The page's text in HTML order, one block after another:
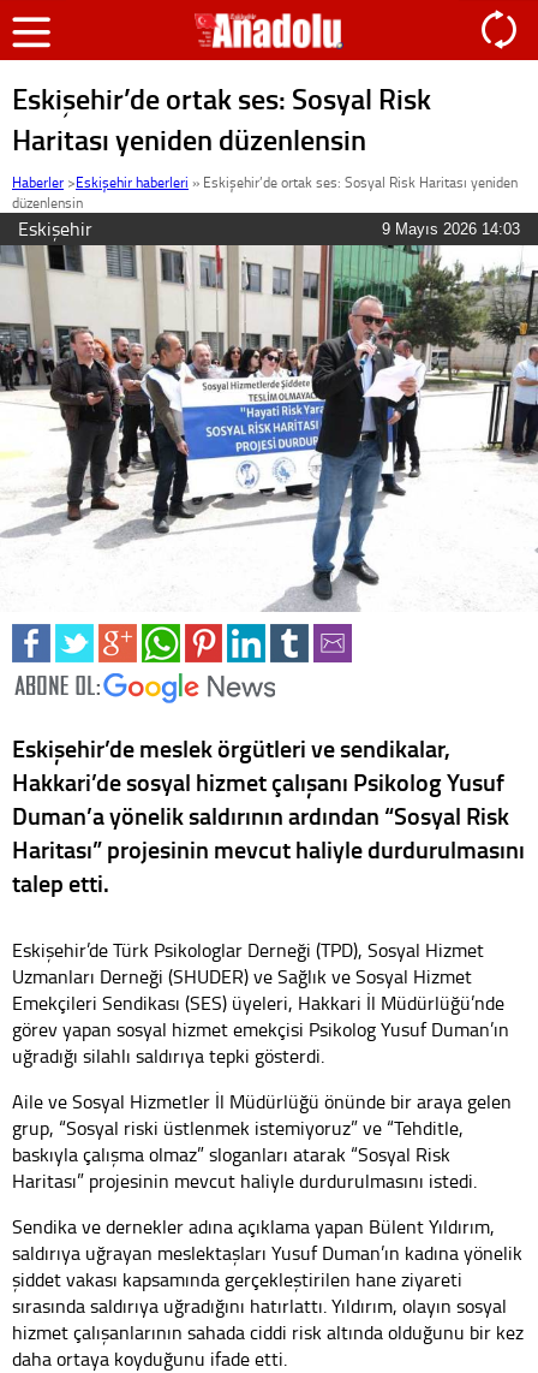
Eskişehir’de ortak ses: Sosyal Risk
Haritası yeniden düzenlensin
Haberler >Eskişehir haberleri » Eskişehir’de ortak ses: Sosyal Risk Haritası yeniden
düzenlensin
Eskişehir 9 Mayıs 2026 14:03
Eskişehir’de meslek örgütleri ve sendikalar,
Hakkari’de sosyal hizmet çalışanı Psikolog Yusuf
Duman’a yönelik saldırının ardından “Sosyal Risk
Haritası” projesinin mevcut haliyle durdurulmasını
talep etti.
Eskişehir’de Türk Psikologlar Derneği (TPD), Sosyal Hizmet
Uzmanları Derneği (SHUDER) ve Sağlık ve Sosyal Hizmet
Emekçileri Sendikası (SES) üyeleri, Hakkari İl Müdürlüğü’nde
görev yapan sosyal hizmet emekçisi Psikolog Yusuf Duman’ın
uğradığı silahlı saldırıya tepki gösterdi.
Aile ve Sosyal Hizmetler İl Müdürlüğü önünde bir araya gelen
grup, “Sosyal riski üstlenmek istemiyoruz” ve “Tehditle,
baskıyla çalışma olmaz” sloganları atarak “Sosyal Risk
Haritası” projesinin mevcut haliyle durdurulmasını istedi.
Sendika ve dernekler adına açıklama yapan Bülent Yıldırım,
saldırıya uğrayan meslektaşları Yusuf Duman’ın kadına yönelik
şiddet vakası kapsamında gerçekleştirilen hane ziyareti
sırasında saldırıya uğradığını hatırlattı. Yıldırım, olayın sosyal
hizmet çalışanlarının sahada ciddi risk altında olduğunu bir kez
daha ortaya koyduğunu ifade etti.